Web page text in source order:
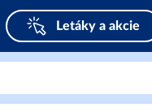
Letáky a akcie